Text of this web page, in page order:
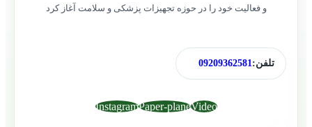
و فعالیت خود را در حوزه تجهیزات پزشکی و سلامت آغاز کرد
تلفن:09209362581
Video
Paper-plane
Instagram